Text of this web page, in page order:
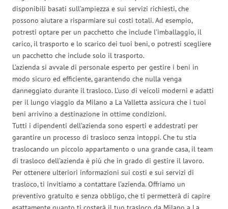
disponibili basati sull’ampiezza e sui servizi richiesti, che
possono aiutare a risparmiare sui costi totali. Ad esempio,
potresti optare per un pacchetto che include l’imballaggio, il
carico, il trasporto e lo scarico dei tuoi beni, o potresti scegliere
un pacchetto che include solo il trasporto.
L’azienda si avvale di personale esperto per gestire i beni in
modo sicuro ed efficiente, garantendo che nulla venga
danneggiato durante il trasloco. L’uso di veicoli moderni e adatti
per il lungo viaggio da Milano a La Valletta assicura che i tuoi
beni arrivino a destinazione in ottime condizioni.
Tutti i dipendenti dell’azienda sono esperti e addestrati per
garantire un processo di trasloco senza intoppi. Che tu stia
traslocando un piccolo appartamento o una grande casa, il team
di trasloco dell’azienda è più che in grado di gestire il lavoro.
Per ottenere ulteriori informazioni sui costi e sui servizi di
trasloco, ti invitiamo a contattare l’azienda. Offriamo un
preventivo gratuito e senza obbligo, che ti permetterà di capire